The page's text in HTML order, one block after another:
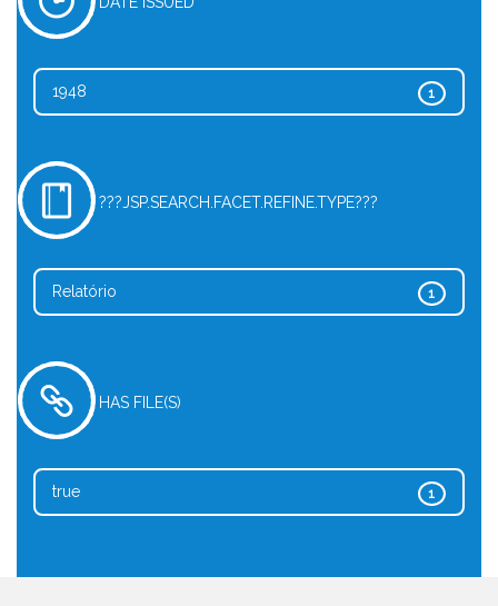
1
1948
???JSP.SEARCH.FACET.REFINE.TYPE???
1
Relatório
HAS FILE(S)
1
true